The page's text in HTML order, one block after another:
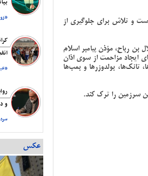
و تلاش برای جلوگیری از
رباح، مؤذن پیامبر اسلام
ایجاد مزاحمت از سوی اذان
تانک‌ها، بولدوزرها و بمب‌ها
سرزمین را ترک کند.
فلسطین ریاست
شهادت هنیه
اقتصاد است
و
عکس